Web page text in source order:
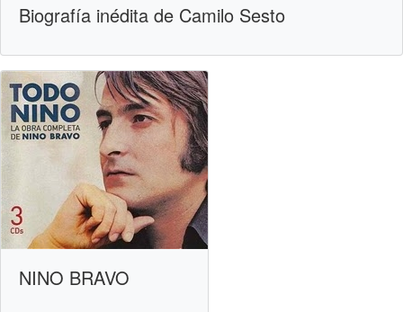
Biografía inédita de Camilo Sesto
NINO BRAVO